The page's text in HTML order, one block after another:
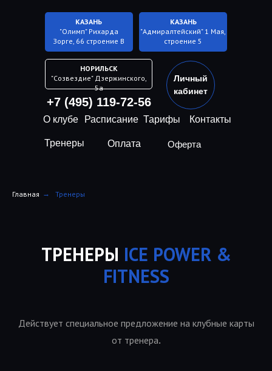
КАЗАНЬ
"Адмиралтейский" 1 Мая,
строение 5
Расписание Контакты
Тарифы
О клубе
Тренеры
+7 (495) 119-72-56
Оферта
Оплата
КАЗАНЬ
"Олимп" Рихарда
Зорге, 66 строение В
НОРИЛЬСК
"Созвездие" Дзержинского,
5а
Личный
кабинет
Главная → Тренеры
ТРЕНЕРЫ ICE POWER &
FITNESS
Действует специальное предложение на клубные карты
от тренера.